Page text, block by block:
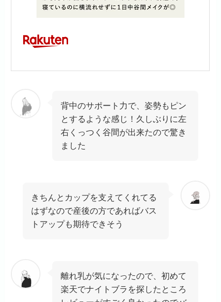
背中のサポート力で、姿勢もピン
とするような感じ！久しぶりに左
右くっつく谷間が出来たので驚き
ました
きちんとカップを支えてくれてる
はずなので産後の方であればバス
トアップも期待できそう
離れ乳が気になったので、初めて
楽天でナイトブラを探したところ